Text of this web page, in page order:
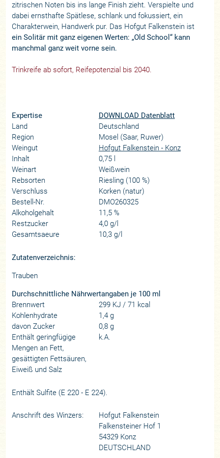
zitrischen Noten bis ins lange Finish zieht. Verspielte und
dabei ernsthafte Spätlese, schlank und fokussiert, ein
Charakterwein, Handwerk pur. Das Hofgut Falkenstein ist
ein Solitär mit ganz eigenen Werten: „Old School“ kann
manchmal ganz weit vorne sein.
Trinkreife ab sofort, Reifepotenzial bis 2040.
Expertise
DOWNLOAD Datenblatt
Land
Deutschland
Region
Mosel (Saar, Ruwer)
Weingut
Hofgut Falkenstein - Konz
Inhalt
0,75 l
Weinart
Weißwein
Rebsorten
Riesling (100 %)
Verschluss
Korken (natur)
Bestell-Nr.
DMO260325
Alkoholgehalt
11,5 %
Restzucker
4,0 g/l
Gesamtsaeure
10,3 g/l
Zutatenverzeichnis:
Trauben
Durchschnittliche Nährwertangaben je 100 ml
Brennwert
299 KJ / 71 kcal
Kohlenhydrate
1,4 g
davon Zucker
0,8 g
Enthält geringfügige
Mengen an Fett,
gesättigten Fettsäuren,
Eiweiß und Salz
k.A.
Enthält Sulfite (E 220 - E 224).
Anschrift des Winzers:
Hofgut Falkenstein
Falkensteiner Hof 1
54329 Konz
DEUTSCHLAND